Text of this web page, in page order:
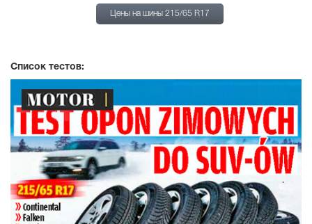
Цены на шины 215/65 R17
Список тестов: